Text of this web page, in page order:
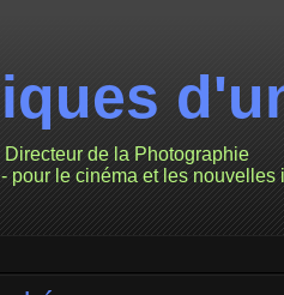
de la Photographie
pour le cinéma et les nouvelles